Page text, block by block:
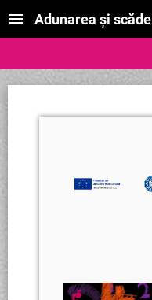
Adunarea și